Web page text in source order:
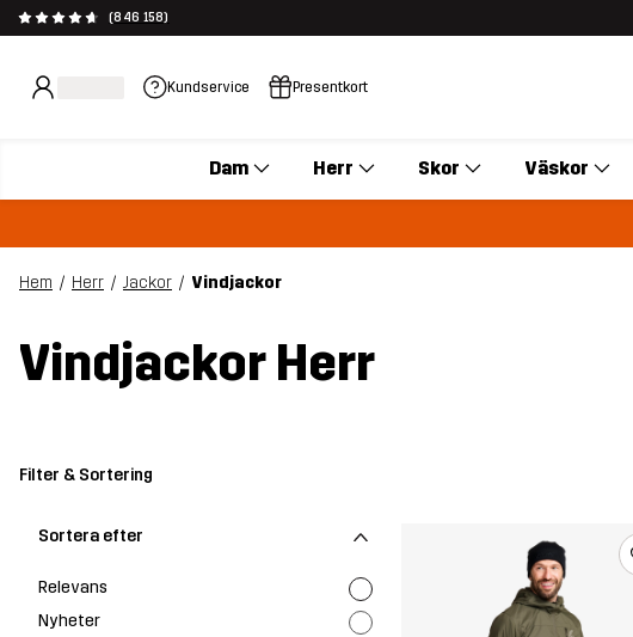
(846 158)
Kundservice Presentkort
Dam Herr Skor Väskor
Hem Herr Jackor Vindjackor
Vindjackor Herr
Filter & Sortering
Sortera efter
Relevans
Nyheter